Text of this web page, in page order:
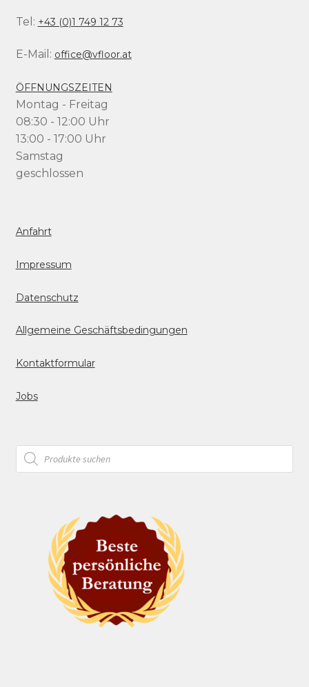
Tel: +43 (0)1 749 12 73
E-Mail: office@vfloor.at
ÖFFNUNGSZEITEN
Montag - Freitag
08:30 - 12:00 Uhr
13:00 - 17:00 Uhr
Samstag
geschlossen
Anfahrt
Impressum
Datenschutz
Allgemeine Geschäftsbedingungen
Kontaktformular
Jobs
Products
search